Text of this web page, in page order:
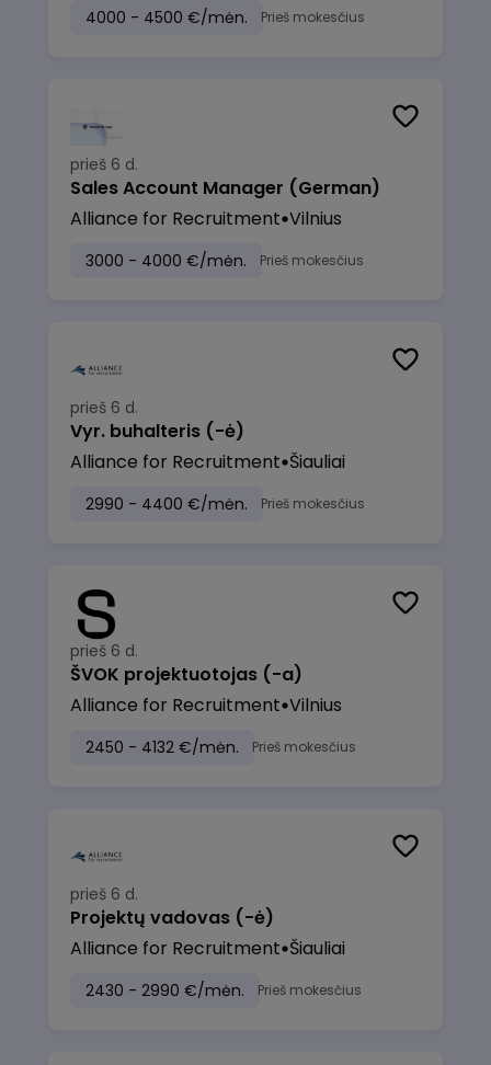
4000 - 4500 €/mėn. Prieš mokesčius
prieš 6 d.
Sales Account Manager (German)
Alliance for Recruitment Vilnius
3000 - 4000 €/mėn. Prieš mokesčius
prieš 6 d.
Vyr. buhalteris (-ė)
Alliance for Recruitment Šiauliai
2990 - 4400 €/mėn. Prieš mokesčius
prieš 6 d.
ŠVOK projektuotojas (-a)
Alliance for Recruitment Vilnius
2450 - 4132 €/mėn. Prieš mokesčius
prieš 6 d.
Projektų vadovas (-ė)
Alliance for Recruitment Šiauliai
2430 - 2990 €/mėn. Prieš mokesčius